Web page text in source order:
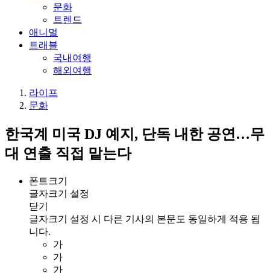
문화
트렌드
애니멀
트래블
국내여행
해외여행
라이프
문화
한국계 미국 DJ 예지, 단독 내한 공연…무
대 연출 직접 맡는다
폰트크기
글자크기 설정
닫기
글자크기 설정 시 다른 기사의 본문도 동일하게 적용 됩
니다.
가
가
가